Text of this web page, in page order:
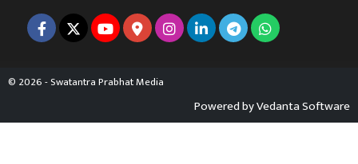
© 2026 - Swatantra Prabhat Media
Powered byVedanta Software